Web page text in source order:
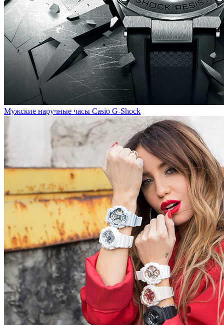
Мужские наручные часы Casio G-Shock